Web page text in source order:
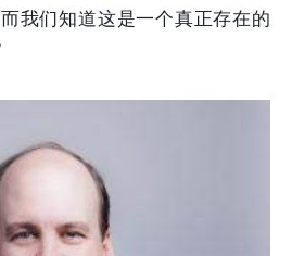
我们知道这是一个真正存在的